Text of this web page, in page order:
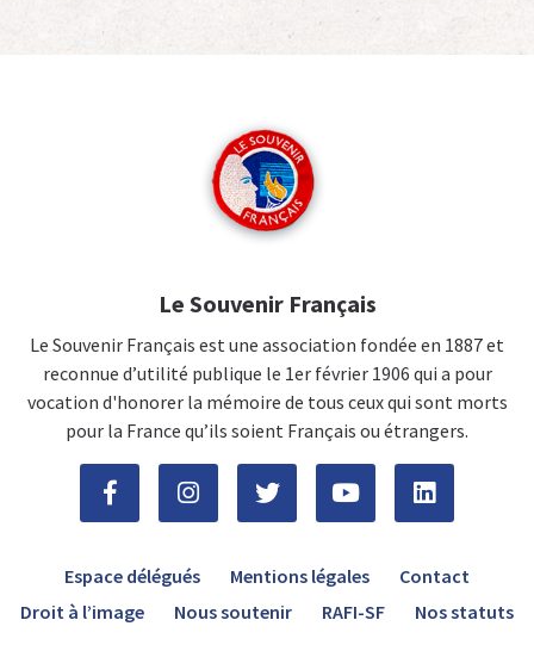
Le Souvenir Français
Le Souvenir Français est une association fondée en 1887 et
reconnue d’utilité publique le 1er février 1906 qui a pour
vocation d'honorer la mémoire de tous ceux qui sont morts
pour la France qu’ils soient Français ou étrangers.
Espace délégués Mentions légales
Contact
Droit à l’image
Nous soutenir RAFI-SF Nos statuts